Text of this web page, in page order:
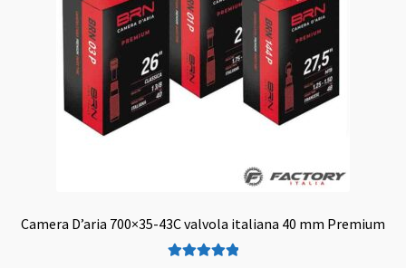
Camera D’aria 700×35-43C valvola italiana 40 mm Premium